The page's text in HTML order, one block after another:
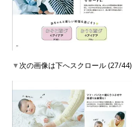
▼次の画像は下へスクロール (27/44)